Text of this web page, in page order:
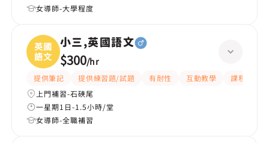
女導師-大學程度
英國
語文
小三,英國語文
$300/hr
提供筆記 提供練習題/試題 有耐性 互動教學
課程設計
上門補習-石硤尾
一星期1日-1.5小時/堂
女導師-全職補習